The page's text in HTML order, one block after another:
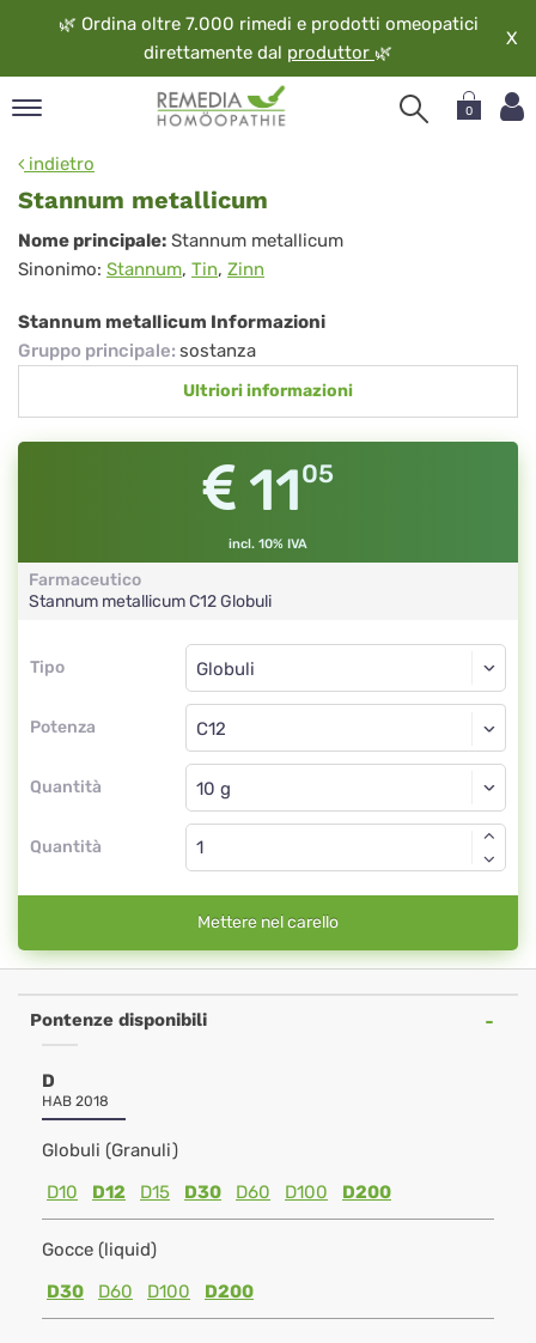
🌿 Ordina oltre 7.000 rimedi e prodotti omeopatici
direttamente dal produttor 🌿
X
0
indietro
Stannum metallicum
Stannum
metallicum
Nome principale: Stannum metallicum
Sinonimo: Stannum, Tin, Zinn
Stannum metallicum Informazioni
Gruppo principale: sostanza
Ultriori informazioni
1105
incl. 10% IVA
Farmaceutico
Stannum metallicumC12Globuli
Tipo
Tipo
Potenza
Globuli
C12
Quantità
Globuli
Quantità
Mettere nel carello
Pontenze disponibili
D
HAB 2018
Globuli (Granuli)
D10
D12 D15 D30 D60 D100 D200
Gocce (liquid)
D30
D60 D100 D200